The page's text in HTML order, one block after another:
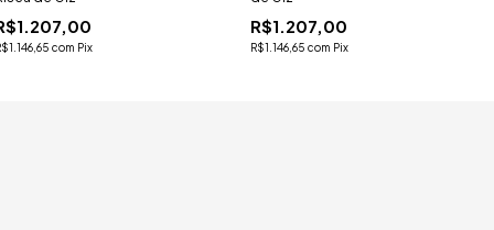
com Pix
R$1.207,00
R$1.146,65 com Pix